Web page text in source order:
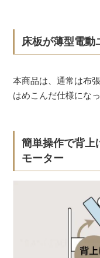
床板が薄型電動
本商品は、通常は布
はめこんだ仕様にな
簡単操作で背上
モーター